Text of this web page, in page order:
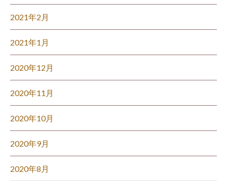
2021年2月
2021年1月
2020年12月
2020年11月
2020年10月
2020年9月
2020年8月